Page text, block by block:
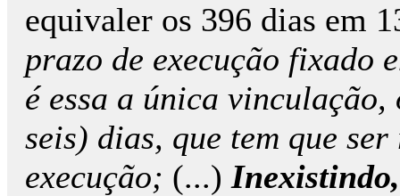
equivaler os 396 dias em
prazo de execução fixado
é essa a única vinculação,
seis) dias, que tem que
execução; (...)